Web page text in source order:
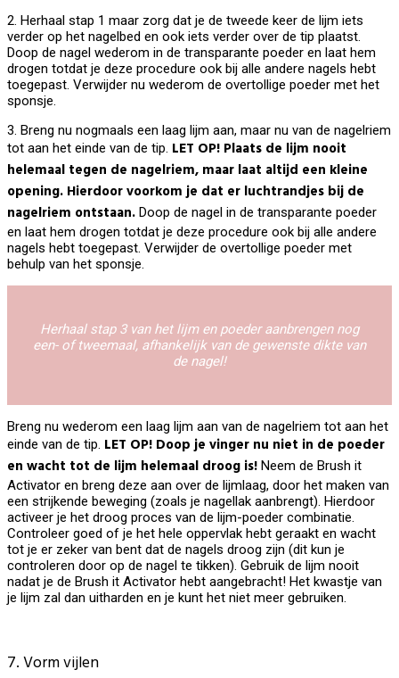
2. Herhaal stap 1 maar zorg dat je de tweede keer de lijm iets
verder op het nagelbed en ook iets verder over de tip plaatst.
Doop de nagel wederom in de transparante poeder en laat hem
drogen totdat je deze procedure ook bij alle andere nagels hebt
toegepast. Verwijder nu wederom de overtollige poeder met het
sponsje.
3. Breng nu nogmaals een laag lijm aan, maar nu van de nagelriem
tot aan het einde van de tip. LET OP! Plaats de lijm nooit
helemaal tegen de nagelriem, maar laat altijd een kleine
opening. Hierdoor voorkom je dat er luchtrandjes bij de
nagelriem ontstaan. Doop de nagel in de transparante poeder
en laat hem drogen totdat je deze procedure ook bij alle andere
nagels hebt toegepast. Verwijder de overtollige poeder met
behulp van het sponsje.
Herhaal stap 3 van het lijm en poeder aanbrengen nog
een- of tweemaal, afhankelijk van de gewenste dikte van
de nagel!
Breng nu wederom een laag lijm aan van de nagelriem tot aan het
einde van de tip. LET OP! Doop je vinger nu niet in de poeder
en wacht tot de lijm helemaal droog is! Neem de Brush it
Activator en breng deze aan over de lijmlaag, door het maken van
een strijkende beweging (zoals je nagellak aanbrengt). Hierdoor
activeer je het droog proces van de lijm-poeder combinatie.
Controleer goed of je het hele oppervlak hebt geraakt en wacht
tot je er zeker van bent dat de nagels droog zijn (dit kun je
controleren door op de nagel te tikken). Gebruik de lijm nooit
nadat je de Brush it Activator hebt aangebracht! Het kwastje van
je lijm zal dan uitharden en je kunt het niet meer gebruiken.
7. Vorm vijlen